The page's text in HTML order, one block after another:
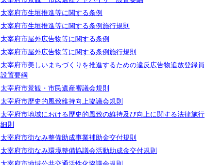
太宰府市生垣推進等に関する条例
太宰府市生垣推進等に関する条例施行規則
太宰府市屋外広告物等に関する条例
太宰府市屋外広告物等に関する条例施行規則
太宰府市美しいまちづくりを推進するための違反広告物追放登録員
設置要綱
太宰府市景観・市民遺産審議会規則
太宰府市歴史的風致維持向上協議会規則
太宰府市地域における歴史的風致の維持及び向上に関する法律施行
細則
太宰府市街なみ整備助成事業補助金交付規則
太宰府市街なみ環境整備協議会活動助成金交付規則